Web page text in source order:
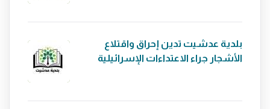
بلدية عدشيت تدين إحراق واقتلاع
الأشجار جراء الاعتداءات الإسرائيلية